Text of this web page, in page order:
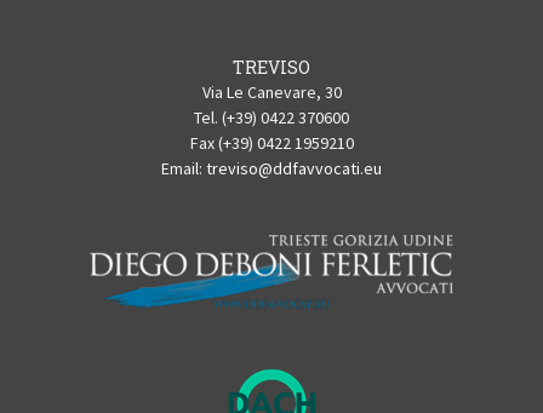
TREVISO
Via Le Canevare, 30
Tel. (+39) 0422 370600
Fax (+39) 0422 1959210
Email: treviso@ddfavvocati.eu